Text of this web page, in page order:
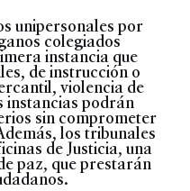
unipersonales por
colegiados
instancia que
de instrucción o
violencia de
instancias podrán
sin comprometer
los tribunales
de Justicia, una
paz, que prestarán